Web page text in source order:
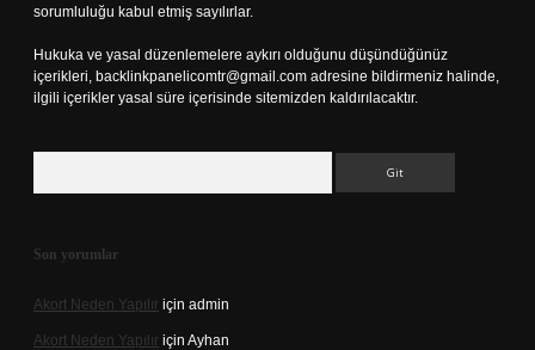
sorumluluğu kabul etmiş sayılırlar.
Hukuka ve yasal düzenlemelere aykırı olduğunu düşündüğünüz
içerikleri, backlinkpanelicomtr@gmail.com adresine bildirmeniz halinde,
ilgili içerikler yasal süre içerisinde sitemizden kaldırılacaktır.
Son yorumlar
Akort Neden Yapılır için admin
Akort Neden Yapılır için Ayhan